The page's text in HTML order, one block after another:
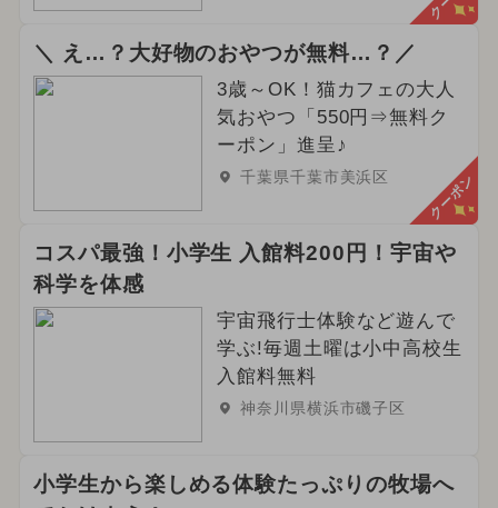
＼ え…？大好物のおやつが無料…？／
3歳～OK！猫カフェの大人
気おやつ「550円⇒無料ク
ーポン」進呈♪
千葉県千葉市美浜区 クーポン
コスパ最強！小学生 入館料200円！宇宙や
科学を体感
宇宙飛行士体験など遊んで
学ぶ!毎週土曜は小中高校生
入館料無料
神奈川県横浜市磯子区
小学生から楽しめる体験たっぷりの牧場へ